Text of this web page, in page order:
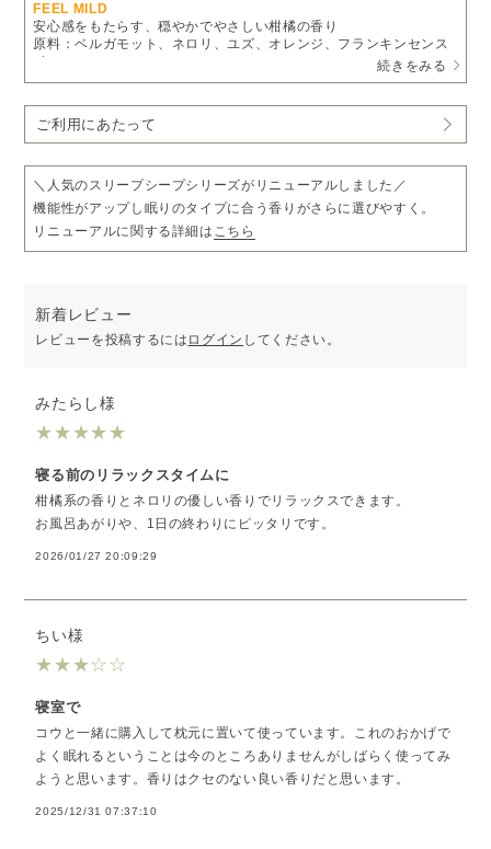
FEEL MILD
安心感をもたらす、穏やかでやさしい柑橘の香り
原料：ベルガモット、ネロリ、ユズ、オレンジ、フランキンセンス
etc.
こんな方におすすめ
・寝室は家族や恋人と一緒
・いつも穏やかに笑顔で過ごしたい
・普段は香りをあまり意識していない
種類:シトラス
機能:スリープ
続きをみる
ご利用にあたって
＼人気のスリープシープシリーズがリニューアルしました／
機能性がアップし眠りのタイプに合う香りがさらに選びやすく。
リニューアルに関する詳細は こちら
新着レビュー
レビューを投稿するには ログイン してください。
みたらし様
★★★★★
寝る前のリラックスタイムに
柑橘系の香りとネロリの優しい香りでリラックスできます。
お風呂あがりや、1日の終わりにピッタリです。
2026/01/27 20:09:29
ちい様
★★★☆☆
寝室で
コウと一緒に購入して枕元に置いて使っています。これのおかげで
よく眠れるということは今のところありませんがしばらく使ってみ
ようと思います。香りはクセのない良い香りだと思います。
2025/12/31 07:37:10